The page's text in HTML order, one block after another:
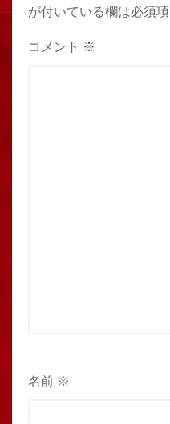
が付いている欄は必須
コメント ※
名前 ※